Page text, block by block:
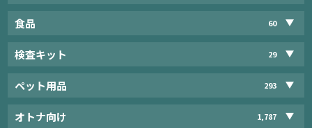
食品 60
検査キット 29
ペット用品 293
オトナ向け 1,787